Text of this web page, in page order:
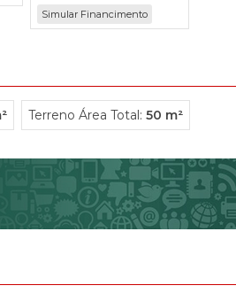
Recanto das GraÇas I (1)
Paulo II (8)
- Granja Viana (1)
de Santa Adelia (1)
Residencial Clube (2)
Velha (1)
do Sol (1)
Simular Financimento
Terreno Área Total: 50 m²